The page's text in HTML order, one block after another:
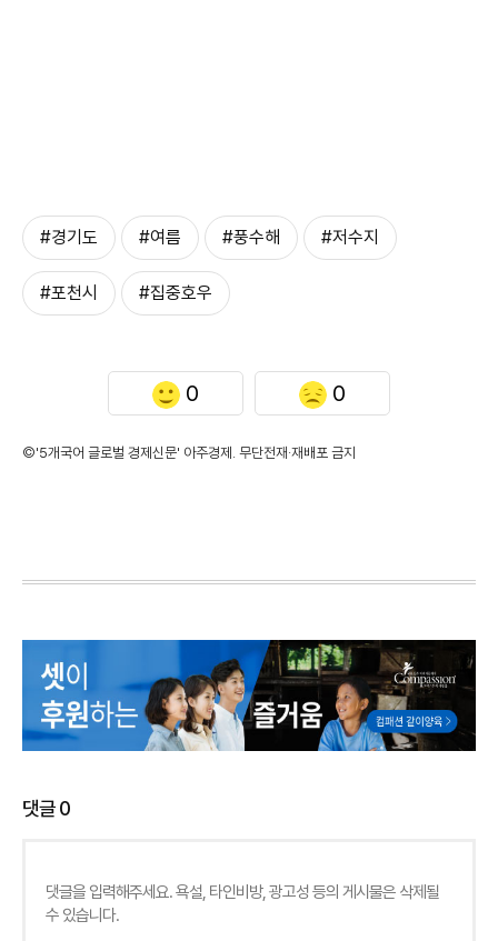
#경기도 #여름 #풍수해 #저수지
#포천시 #집중호우
0 0
©'5개국어 글로벌 경제신문' 아주경제. 무단전재·재배포 금지
댓글0